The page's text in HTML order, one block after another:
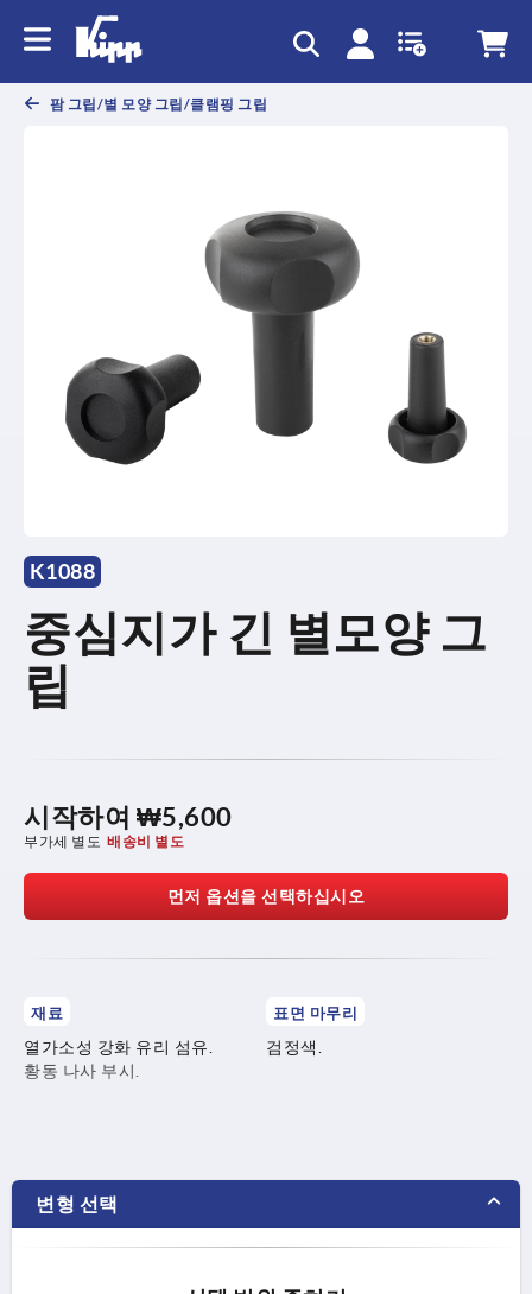
팜 그립/별 모양 그립/클램핑 그립
K1088
중심지가 긴 별모양 그
립
시작하여 ₩5,600
부가세 별도 배송비 별도
먼저 옵션을 선택하십시오
재료
열가소성 강화 유리 섬유.
황동 나사 부시.
표면 마무리
검정색.
변형 선택